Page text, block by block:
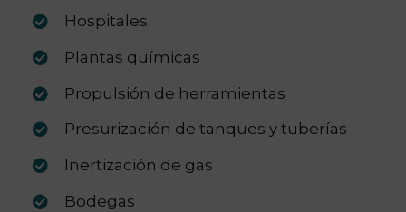
Hospitales
Plantas químicas
Propulsión de herramientas
Presurización de tanques y tuberías
Inertización de gas
Bodegas